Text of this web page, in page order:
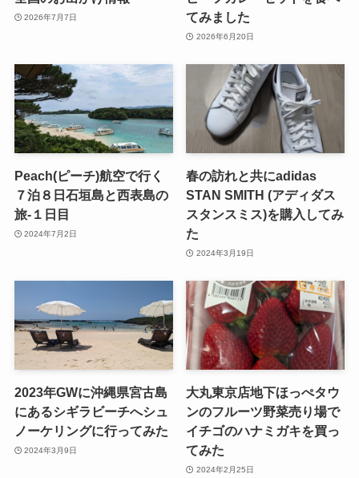
2026年7月7日
てみました
2026年6月20日
Peach(ピーチ)航空で行く
７泊８日石垣島と西表島の
旅-１日目
2024年7月2日
春の訪れと共にadidas
STAN SMITH (アディダス
スタンスミス)を購入してみ
た
2024年3月19日
2023年GWに沖縄県宮古島
にあるシギラビーチへシュ
ノーケリングに行ってみた
2024年3月9日
大丸東京店地下ほっぺタウ
ンのフルーツ野菜売り場で
イチゴのハナミガキを買っ
てみた
2024年2月25日